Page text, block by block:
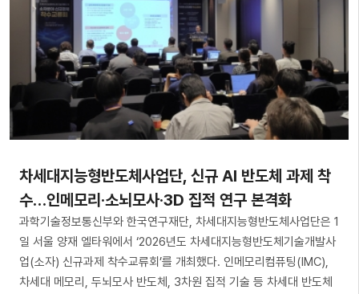
차세대지능형반도체사업단, 신규 AI 반도체 과제 착
수…인메모리·소뇌모사·3D 집적 연구 본격화
과학기술정보통신부와 한국연구재단, 차세대지능형반도체사업단은 1
일 서울 양재 엘타워에서 ‘2026년도 차세대지능형반도체기술개발사
업(소자) 신규과제 착수교류회’를 개최했다. 인메모리컴퓨팅(IMC),
차세대 메모리, 두뇌모사 반도체, 3차원 집적 기술 등 차세대 반도체